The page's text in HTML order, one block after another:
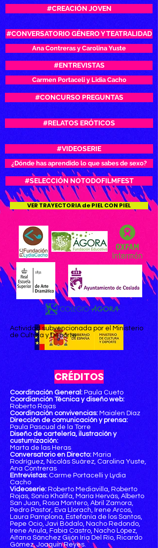
#CREACIÓN JOVEN
#CONVERSATORIO GÉNERO Y TEATRALIDAD
Ana Contreras y Carolina Yuste
#ENTREVISTAS
Carmen Portaceli y Lidia Cacho
#CONCURSO PREGUNTAS
#RELATOS ERÓTICOS
#VIDEOSERIE
¿Dónde has aprendido lo que sabes de sexo?
#SELECCIÓN NOTODOFILMFEST
VER TRAYECTORIA de PIEL CON PIEL
CRÉDITOS
Coordinación General: Paula Cueto
Coordianción Técnica y diseño web:
Roberto Rojas
Coordinación convivencias: Maialen Díaz
Dirección de comunicación y prensa:
Paula Pascual de la Torre
Diseño de cartelería, ilustración y
custumización:
Marta de las Heras
Conversatorio en Directo: Maria
Rodríguez, Nicolás Suárez, Carolina Yuste,
Ana Contreras
Entrevistas: Carme Portacelli y Lydia
Cacho
Videoserie: Roberto Mediavilla, Roberto
Rojas, Sonia Khalifa, María Hervás, Alberto
San Juan, Rosa Montero, Abril Zamora,
Pedro Pastor, Eva Llorach, Irene Arcos,
Laura Pamplona, Estefanía de los Santos,
Pepe Ocio, Javi Bódalo, Nacho Redondo,
Irene Anula, Fabia Castro, Nacho López,
Aitana Sánchez Gijón Iria Del Río, Ricardo
Gómez, Joaquin Reyes.
Actividad subvencionada por el Ministerio
de Cultura y Deporte